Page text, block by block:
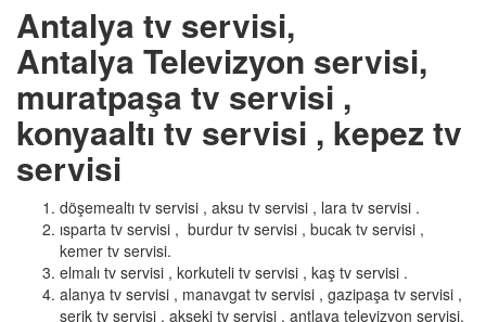
Antalya tv servisi,
Antalya Televizyon servisi,
muratpaşa tv servisi ,
konyaaltı tv servisi , kepez tv
servisi
döşemealtı tv servisi , aksu tv servisi , lara tv servisi .
ısparta tv servisi , burdur tv servisi , bucak tv servisi ,
kemer tv servisi.
elmalı tv servisi , korkuteli tv servisi , kaş tv servisi .
alanya tv servisi , manavgat tv servisi , gazipaşa tv servisi ,
serik tv servisi , akseki tv servisi , antlaya televizyon servisi.